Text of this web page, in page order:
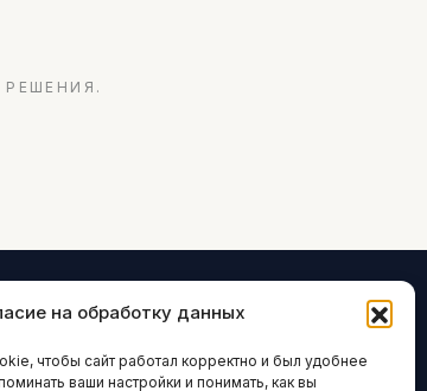
на обработку данных
чтобы сайт работал корректно и был удобнее
ваши настройки и понимать, как вы
ARTICLES IN
ENGLISH